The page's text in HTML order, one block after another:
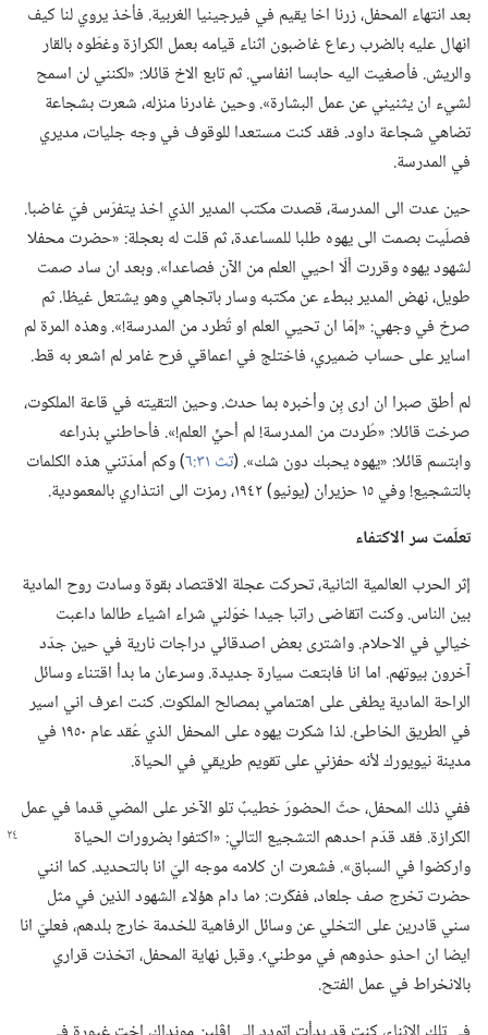
بعد انتهاء المحفل،‏ زرنا اخا يقيم في فيرجينيا الغربية.‏ فأخذ يروي لنا كيف
انهال عليه بالضرب رعاع غاضبون اثناء قيامه بعمل الكرازة وغطّوه بالقار
والريش.‏ فأصغيت اليه حابسا انفاسي.‏ ثم تابع الاخ قائلا:‏ «لكنني لن اسمح
لشيء ان يثنيني عن عمل البشارة».‏ وحين غادرنا منزله،‏ شعرت بشجاعة
تضاهي شجاعة داود.‏ فقد كنت مستعدا للوقوف في وجه جليات،‏ مديري
في المدرسة.‏
حين عدت الى المدرسة،‏ قصدت مكتب المدير الذي اخذ يتفرّس فيّ غاضبا.‏
فصلّيت بصمت الى يهوه طلبا للمساعدة،‏ ثم قلت له بعجلة:‏ «حضرت محفلا
لشهود يهوه وقررت ألّا احيي العلم من الآن فصاعدا».‏ وبعد ان ساد صمت
طويل،‏ نهض المدير ببطء عن مكتبه وسار باتجاهي وهو يشتعل غيظا.‏ ثم
صرخ في وجهي:‏ «إمّا ان تحيي العلم او تُطرد من المدرسة!‏».‏ وهذه المرة لم
اساير على حساب ضميري،‏ فاختلج في اعماقي فرح غامر لم اشعر به قط.‏
لم أطق صبرا ان ارى بِن وأخبره بما حدث.‏ وحين التقيته في قاعة الملكوت،‏
صرخت قائلا:‏ «طُردت من المدرسة!‏ لم أحيِّ العلم!‏».‏ فأحاطني بذراعه
وابتسم قائلا:‏ «يهوه يحبك دون شك».‏ (‏تث ٣١:‏٦
‏)‏ وكم أمدّتني هذه الكلمات
بالتشجيع!‏ وفي ١٥ حزيران (‏يونيو)‏ ١٩٤٢،‏ رمزت الى انتذاري بالمعمودية.‏
تعلّمت سر الاكتفاء
إثر الحرب العالمية الثانية،‏ تحركت عجلة الاقتصاد بقوة وسادت روح المادية
بين الناس.‏ وكنت اتقاضى راتبا جيدا خوّلني شراء اشياء طالما داعبت
خيالي في الاحلام.‏ واشترى بعض اصدقائي دراجات نارية في حين جدّد
آخرون بيوتهم.‏ اما انا فابتعت سيارة جديدة.‏ وسرعان ما بدأ اقتناء وسائل
الراحة المادية يطغى على اهتمامي بمصالح الملكوت.‏ كنت اعرف اني اسير
في الطريق الخاطئ.‏ لذا شكرت يهوه على المحفل الذي عُقد عام ١٩٥٠ في
مدينة نيويورك لأنه حفزني على تقويم طريقي في الحياة.‏
ففي ذلك المحفل،‏ حثّ الحضورَ خطيبٌ تلو الآخر على المضي قدما في عمل
الكرازة.‏ فقد قدّم احدهم التشجيع التالي:‏ «اكتفوا بضرورات الحياة
واركضوا في السباق».‏ فشعرت ان كلامه موجه اليّ انا بالتحديد.‏ كما انني
حضرت تخرج صف جلعاد،‏ ففكّرت:‏ ‹ما دام هؤلاء الشهود الذين في مثل
سني قادرين على التخلي عن وسائل الرفاهية للخدمة خارج بلدهم،‏ فعليّ انا
ايضا ان احذو حذوهم في موطني›.‏ وقبل نهاية المحفل،‏ اتخذت قراري
بالانخراط في عمل الفتح.‏